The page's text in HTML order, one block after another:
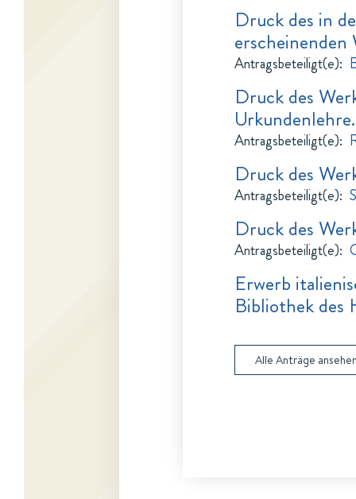
Druck des in
Antragsbeteiligt(e):
Druck des
Antragsbeteiligt(e):
Druck des
Antragsbeteiligt(e):
Druck des
Antragsbeteiligt(e):
Erwerb
Bibliothek des
Alle Anträge